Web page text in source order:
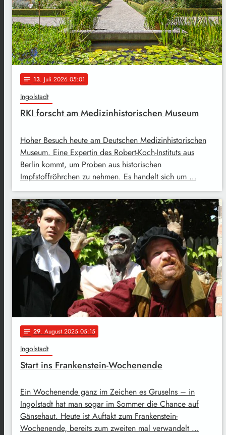
notes 13. Juli 2026 05:01
Ingolstadt
RKI forscht am Medizinhistorischen Museum
Hoher Besuch heute am Deutschen Medizinhistorischen
Museum. Eine Expertin des Robert-Koch-Instituts aus
Berlin kommt, um Proben aus historischen
Impfstoffröhrchen zu nehmen. Es handelt sich um …
notes 29. August 2025 05:15
Ingolstadt
Start ins Frankenstein-Wochenende
Ein Wochenende ganz im Zeichen es Gruselns – in
Ingolstadt hat man sogar im Sommer die Chance auf
Gänsehaut. Heute ist Auftakt zum Frankenstein-
Wochenende, bereits zum zweiten mal verwandelt …